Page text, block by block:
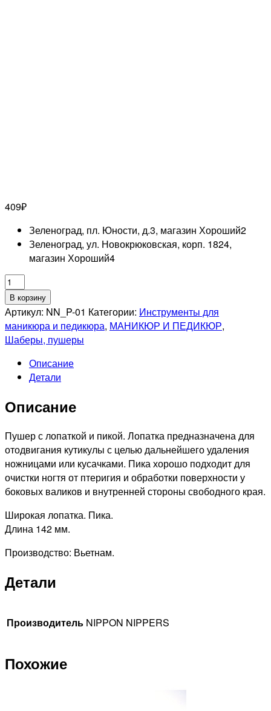
409₽
Зеленоград, пл. Юности, д.3, магазин Хороший2
Зеленоград, ул. Новокрюковская, корп. 1824,
магазин Хороший4
Количество
товара
NIPPON
NIPPERS
NN_P-
Пушер
для
Широкая
Пика.
Длина
142мм
В корзину
Артикул: NN_P-01 Категории: Инструменты для
маникюра и педикюра, МАНИКЮР И ПЕДИКЮР,
Шаберы, пушеры
Описание
Детали
Описание
Пушер с лопаткой и пикой. Лопатка предназначена для
отодвигания кутикулы с целью дальнейшего удаления
ножницами или кусачками. Пика хорошо подходит для
очистки ногтя от птеригия и обработки поверхности у
боковых валиков и внутренней стороны свободного края.
Широкая лопатка. Пика.
Длина 142 мм.
Производство: Вьетнам.
Детали
Производитель NIPPON NIPPERS
Похожие